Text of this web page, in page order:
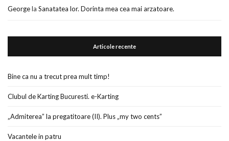
Georgela Sanatatea lor. Dorinta mea cea mai arzatoare.
Articole recente
Bine ca nu a trecut prea mult timp!
Clubul de Karting Bucuresti. e-Karting
„Admiterea” la pregatitoare (II). Plus „my two cents”
Vacantele in patru